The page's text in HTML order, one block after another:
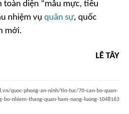
toàn diện “mẫu mực, tiêu
nhiệm vụ quân sự, quốc
mới.
LÊ TÂY
quoc-phong-an-ninh/tin-tuc/70-can-bo-quan-
bo-nhiem-thang-quan-ham-nang-luong-1048163